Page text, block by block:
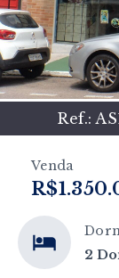
Ref.:
Venda
2